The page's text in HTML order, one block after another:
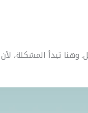
تبدأ المشكلة،